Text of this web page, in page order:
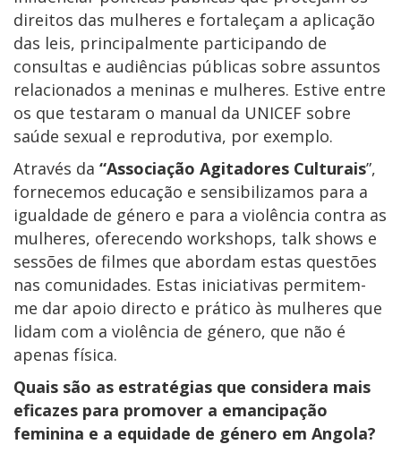
direitos das mulheres e fortaleçam a aplicação
das leis, principalmente participando de
consultas e audiências públicas sobre assuntos
relacionados a meninas e mulheres. Estive entre
os que testaram o manual da UNICEF sobre
saúde sexual e reprodutiva, por exemplo.
Através da “Associação Agitadores Culturais”,
fornecemos educação e sensibilizamos para a
igualdade de género e para a violência contra as
mulheres, oferecendo workshops, talk shows e
sessões de filmes que abordam estas questões
nas comunidades. Estas iniciativas permitem-
me dar apoio directo e prático às mulheres que
lidam com a violência de género, que não é
apenas física.
Quais são as estratégias que considera mais
eficazes para promover a emancipação
feminina e a equidade de género em Angola?